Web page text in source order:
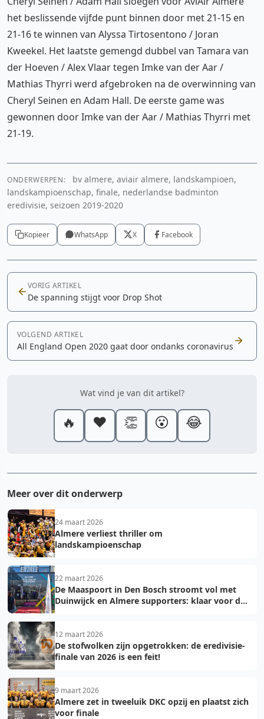
het beslissende vijfde punt binnen door met 21-15 en
21-16 te winnen van Alyssa Tirtosentono / Joran
Kweekel. Het laatste gemengd dubbel van Tamara van
der Hoeven / Alex Vlaar tegen Imke van der Aar /
Mathias Thyrri werd afgebroken na de overwinning van
Cheryl Seinen en Adam Hall. De eerste game was
gewonnen door Imke van der Aar / Mathias Thyrri met
21-19.
ONDERWERPEN:
bv almere, aviair almere, landskampioen,
landskampioenschap, finale, nederlandse badminton
eredivisie, seizoen 2019-2020
Kopieer WhatsApp X Facebook
VORIG ARTIKEL
De spanning stijgt voor Drop Shot
VOLGEND ARTIKEL
All England Open 2020 gaat door ondanks coronavirus
Wat vind je van dit artikel?
🔥 ❤️ 👏 😮 😂
Meer over dit onderwerp
24 maart 2026
Almere verliest thriller om
landskampioenschap
22 maart 2026
De Maaspoort in Den Bosch stroomt vol met
Duinwijck en Almere supporters: klaar voor de
12 maart 2026
De stofwolken zijn opgetrokken: de eredivisie-
finale van 2026 is een feit!
9 maart 2026
Almere zet in tweeluik DKC opzij en plaatst zich
voor finale